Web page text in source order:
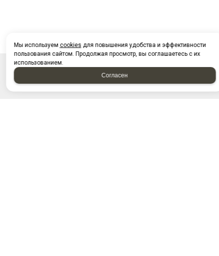
НАПИСАТЬ НАМ
Мы используем cookies для повышения удобства и эффективности
пользования сайтом. Продолжая просмотр, вы соглашаетесь с их
использованием.
Согласен